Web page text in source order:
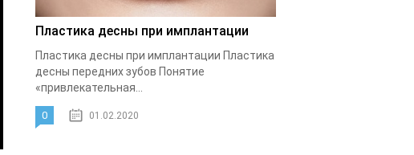
Пластика десны при имплантации
Пластика десны при имплантации Пластика
десны передних зубов Понятие
«привлекательная...
0 01.02.2020